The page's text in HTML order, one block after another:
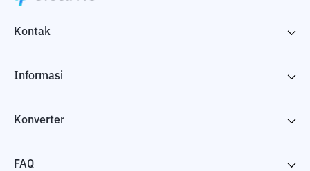
Kontak
Informasi
Konverter
FAQ